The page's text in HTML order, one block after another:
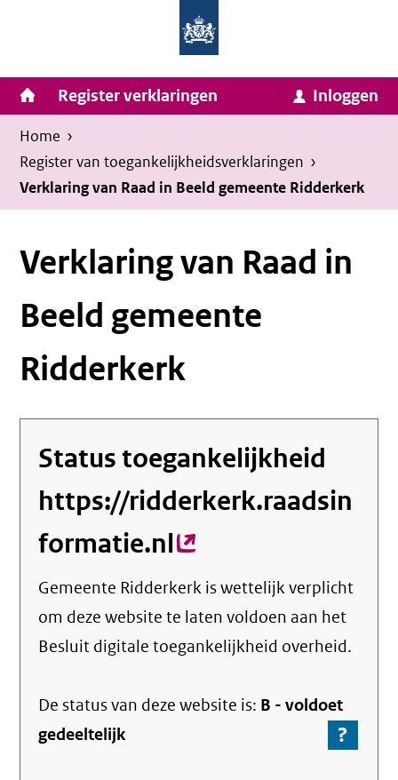
inhoud
van
Zaken
en
Koninkrijksrelaties
Homepage
van
Invulassistent
Toegankelijkheidsverklaring
Toegankelijkheidsverklaring
Hoofdnavigatie
Register verklaringen Inloggen
Kruimelpad
U
bevindt
zich
hier:
Home ›
Register van toegankelijkheids­verklaringen ›
Verklaring van Raad in Beeld gemeente Ridderkerk
Verklaring van Raad in
Beeld gemeente
Ridderkerk
Status toegankelijkheid
https://ridderkerk.raadsin
formatie.nl(externe
link)
Gemeente Ridderkerk is wettelijk verplicht
om deze website te laten voldoen aan het
Besluit digitale toegankelijkheid overheid.
De status van dezewebsite is: B -voldoet
gedeeltelijk
?
Ga